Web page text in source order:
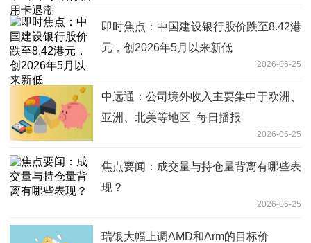
即时焦点：中国建设银行股价跌至8.42港
元，创2026年5月以来新低
2026-06-25
中远通：公司境外收入主要集中于欧洲、
亚洲、北美等地区_每日播报
2026-06-25
焦点要闻：成交量与持仓量背离有哪些表
现？
2026-06-25
瑞银大幅上调AMD和Arm的目标价